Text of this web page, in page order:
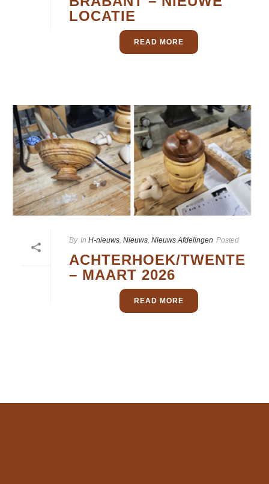
LOCATIE
READ MORE
By In H-nieuws, Nieuws, Nieuws Afdelingen Posted
ACHTERHOEK/TWENTE
– MAART 2026
READ MORE